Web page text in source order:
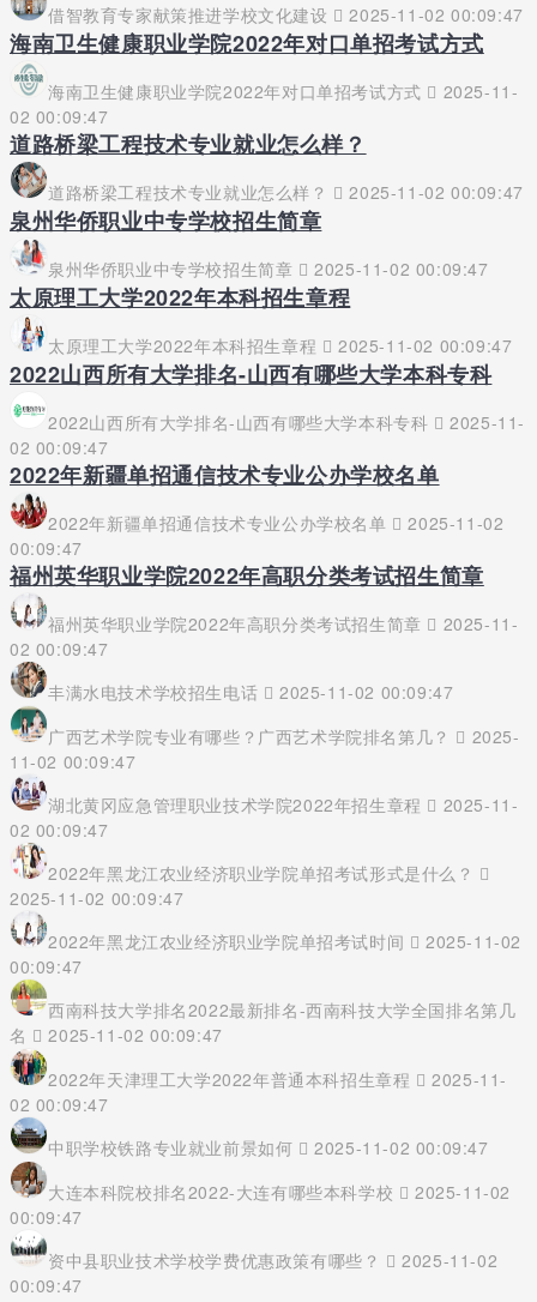
借智教育专家献策推进学校文化建设 2025-11-02 00:09:47
海南卫生健康职业学院2022年对口单招考试方式
海南卫生健康职业学院2022年对口单招考试方式
2025-11-
02 00:09:47
道路桥梁工程技术专业就业怎么样？
道路桥梁工程技术专业就业怎么样？ 2025-11-02 00:09:47
泉州华侨职业中专学校招生简章
泉州华侨职业中专学校招生简章 2025-11-02 00:09:47
太原理工大学2022年本科招生章程
太原理工大学2022年本科招生章程 2025-11-02 00:09:47
2022山西所有大学排名-山西有哪些大学本科专科
2022山西所有大学排名-山西有哪些大学本科专科
2025-11-
02 00:09:47
2022年新疆单招通信技术专业公办学校名单
2022年新疆单招通信技术专业公办学校名单
2025-11-02
00:09:47
福州英华职业学院2022年高职分类考试招生简章
福州英华职业学院2022年高职分类考试招生简章
2025-11-
02 00:09:47
丰满水电技术学校招生电话
2025-11-02 00:09:47
广西艺术学院专业有哪些？广西艺术学院排名第几？
2025-
11-02 00:09:47
湖北黄冈应急管理职业技术学院2022年招生章程
2025-11-
02 00:09:47
2022年黑龙江农业经济职业学院单招考试形式是什么？
2025-11-02 00:09:47
2022年黑龙江农业经济职业学院单招考试时间
2025-11-02
00:09:47
西南科技大学排名2022最新排名-西南科技大学全国排名第几
名
2025-11-02 00:09:47
2022年天津理工大学2022年普通本科招生章程
2025-11-
02 00:09:47
中职学校铁路专业就业前景如何
2025-11-02 00:09:47
大连本科院校排名2022-大连有哪些本科学校
2025-11-02
00:09:47
资中县职业技术学校学费优惠政策有哪些？
2025-11-02
00:09:47